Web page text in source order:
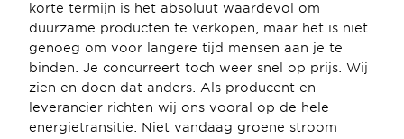
korte termijn is het absoluut waardevol om
duurzame producten te verkopen, maar het is niet
genoeg om voor langere tijd mensen aan je te
binden. Je concurreert toch weer snel op prijs. Wij
zien en doen dat anders. Als producent en
leverancier richten wij ons vooral op de hele
energietransitie. Niet vandaag groene stroom